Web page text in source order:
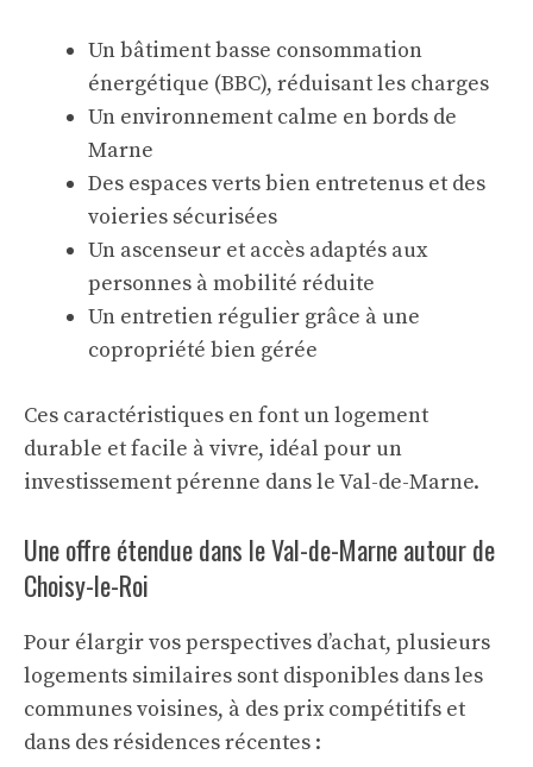
Un bâtiment basse consommation
énergétique (BBC), réduisant les charges
Un environnement calme en bords de
Marne
Des espaces verts bien entretenus et des
voieries sécurisées
Un ascenseur et accès adaptés aux
personnes à mobilité réduite
Un entretien régulier grâce à une
copropriété bien gérée
Ces caractéristiques en font un logement
durable et facile à vivre, idéal pour un
investissement pérenne dans le Val-de-Marne.
Une offre étendue dans le Val-de-Marne autour de
Choisy-le-Roi
Pour élargir vos perspectives d’achat, plusieurs
logements similaires sont disponibles dans les
communes voisines, à des prix compétitifs et
dans des résidences récentes :